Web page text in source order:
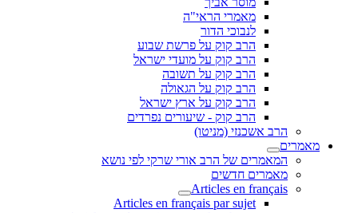
מאמרי הראי"ה
לנבוכי הדור
הרב קוק על פרשת שבוע
הרב קוק על מועדי ישראל
הרב קוק על תשובה
הרב קוק על הגאולה
הרב קוק על ארץ ישראל
הרב קוק - שיעורים נפרדים
הרב אשכנזי (מניטו)
מאמרים
המאמרים של הרב אורי שרקי לפי נושא
מאמרים חדשים
Articles en français
Articles en français par sujet